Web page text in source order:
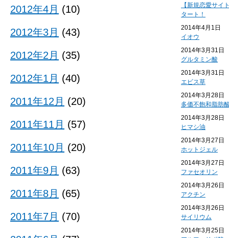
【新規恋愛サイ
タート！
2014年4月1日
イオウ
2014年3月31日
グルタミン酸
2014年3月31日
エビス草
2014年3月28日
多価不飽和脂肪
2014年3月28日
ヒマシ油
2014年3月27日
ホットジェル
2014年3月27日
ファセオリン
2014年3月26日
アクチン
2014年3月26日
サイリウム
2014年3月25日
2012年4月 (10)
2012年3月 (43)
2012年2月 (35)
2012年1月 (40)
2011年12月 (20)
2011年11月 (57)
2011年10月 (20)
2011年9月 (63)
2011年8月 (65)
2011年7月 (70)